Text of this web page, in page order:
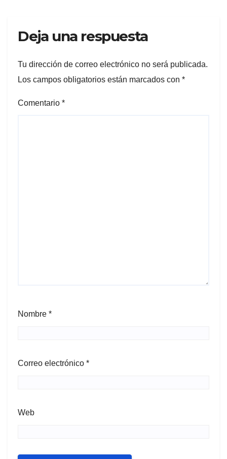
Deja una respuesta
Tu dirección de correo electrónico no será publicada.
Los campos obligatorios están marcados con *
Comentario *
Nombre *
Correo electrónico *
Web